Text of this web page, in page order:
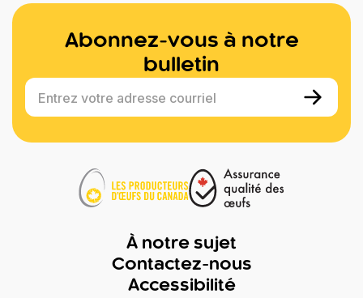
Abonnez-vous à notre
bulletin
Entrez votre adresse courriel
À notre sujet
Contactez-nous
Accessibilité